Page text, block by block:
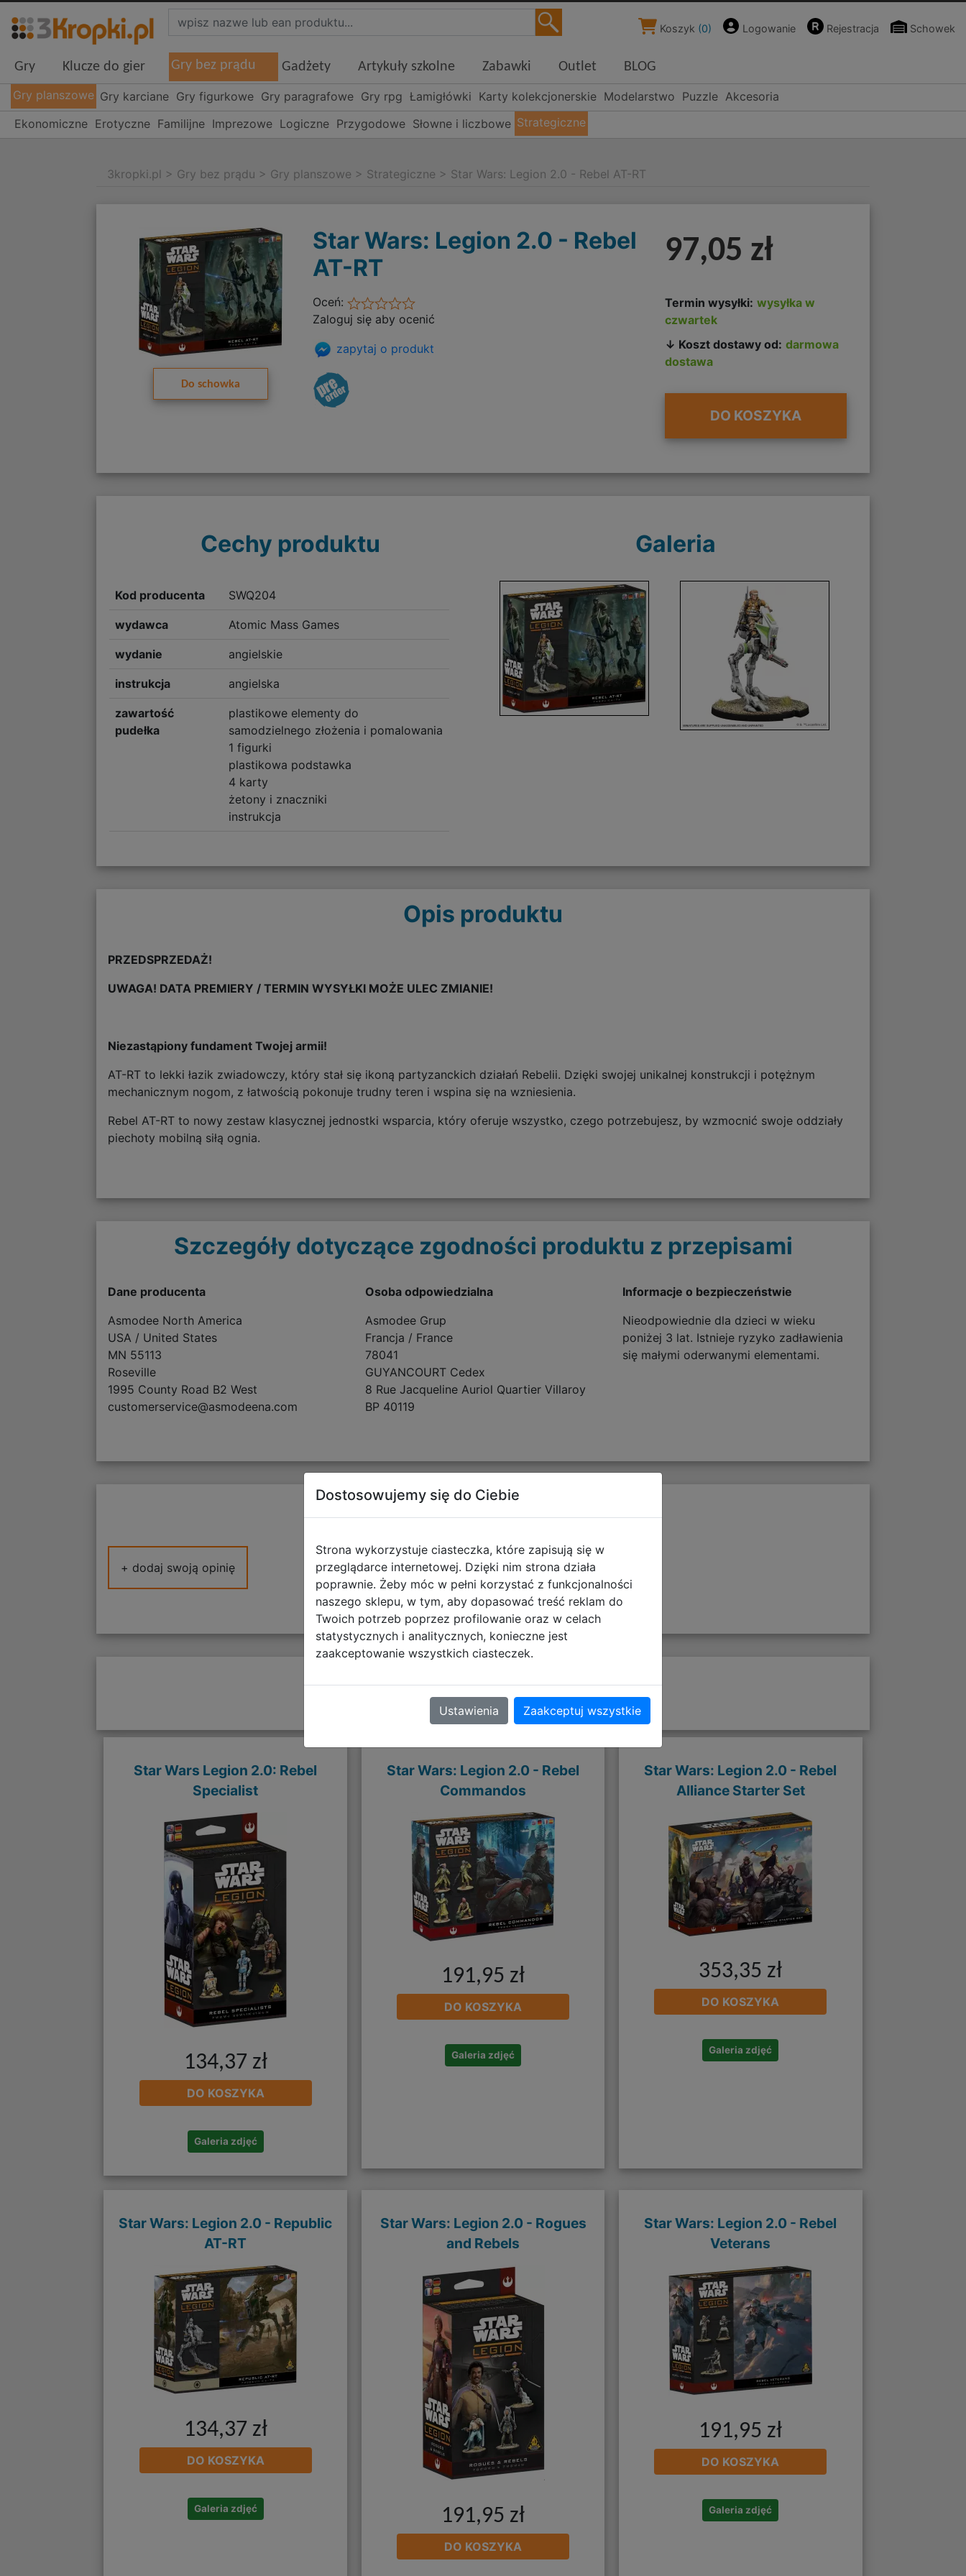
Koszyk (0) Logowanie Rejestracja Schowek
Gry Klucze do gier Gry bez prądu Gadżety Artykuły szkolne Zabawki Outlet
BLOG
Gry planszowe Gry karciane Gry figurkowe Gry paragrafowe Gry rpg Łamigłówki Karty kolekcjonerskie Modelarstwo Puzzle Akcesoria
Ekonomiczne Erotyczne Familijne Imprezowe Logiczne Przygodowe Słowne i liczbowe Strategiczne
3kropki.pl > Gry bez prądu > Gry planszowe > Strategiczne > Star Wars: Legion 2.0 - Rebel AT-RT
Do schowka
Star Wars: Legion 2.0 - Rebel
AT-RT
Oceń:
Zaloguj się aby ocenić
zapytaj o produkt
97,05 zł
Termin wysyłki: wysyłka w
czwartek
↓ Koszt dostawy od: darmowa
dostawa
DO KOSZYKA
Cechy produktu
Kod producenta SWQ204
wydawca Atomic Mass Games
wydanie angielskie
instrukcja angielska
zawartość
pudełka
plastikowe elementy do
samodzielnego złożenia i pomalowania
1 figurki
plastikowa podstawka
4 karty
żetony i znaczniki
instrukcja
Galeria
Opis produktu
PRZEDSPRZEDAŻ!
UWAGA! DATA PREMIERY / TERMIN WYSYŁKI MOŻE ULEC ZMIANIE!
Niezastąpiony fundament Twojej armii!
AT-RT to lekki łazik zwiadowczy, który stał się ikoną partyzanckich działań Rebelii. Dzięki swojej unikalnej konstrukcji i potężnym
mechanicznym nogom, z łatwością pokonuje trudny teren i wspina się na wzniesienia.
Rebel AT-RT to nowy zestaw klasycznej jednostki wsparcia, który oferuje wszystko, czego potrzebujesz, by wzmocnić swoje oddziały
piechoty mobilną siłą ognia.
Szczegóły dotyczące zgodności produktu z przepisami
Dane producenta
Asmodee North America
USA / United States
MN 55113
Roseville
1995 County Road B2 West
customerservice@asmodeena.com
Osoba odpowiedzialna
Asmodee Grup
Francja / France
78041
GUYANCOURT Cedex
8 Rue Jacqueline Auriol Quartier Villaroy
BP 40119
Informacje o bezpieczeństwie
Nieodpowiednie dla dzieci w wieku
poniżej 3 lat. Istnieje ryzyko zadławienia
się małymi oderwanymi elementami.
Opinie o produkcie
+ dodaj swoją opinię
Polecane
Star Wars Legion 2.0: Rebel
Specialist
134,37 zł
DO KOSZYKA
Galeria zdjęć
Star Wars: Legion 2.0 - Rebel
Commandos
191,95 zł
DO KOSZYKA
Galeria zdjęć
Star Wars: Legion 2.0 - Rebel
Alliance Starter Set
353,35 zł
DO KOSZYKA
Galeria zdjęć
Star Wars: Legion 2.0 - Republic
AT-RT
134,37 zł
DO KOSZYKA
Galeria zdjęć
Star Wars: Legion 2.0 - Rogues
and Rebels
191,95 zł
DO KOSZYKA
Star Wars: Legion 2.0 - Rebel
Veterans
191,95 zł
DO KOSZYKA
Galeria zdjęć
Dostosowujemy się do Ciebie
Strona wykorzystuje ciasteczka, które zapisują się w
przeglądarce internetowej. Dzięki nim strona działa
poprawnie. Żeby móc w pełni korzystać z funkcjonalności
naszego sklepu, w tym, aby dopasować treść reklam do
Twoich potrzeb poprzez profilowanie oraz w celach
statystycznych i analitycznych, konieczne jest
zaakceptowanie wszystkich ciasteczek.
Ustawienia Zaakceptuj wszystkie